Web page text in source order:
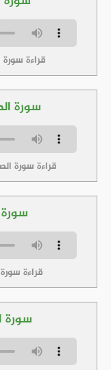
قراءة
سورة
قراءة سورة
قراءة
سورة